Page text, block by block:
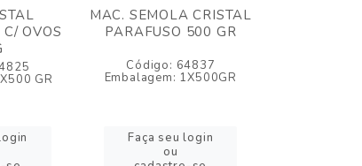
OVOS
GR
MAC. SEMOLA CRISTAL
PARAFUSO 500 GR
Código: 64837
Embalagem: 1X500GR
Faça seu login
ou